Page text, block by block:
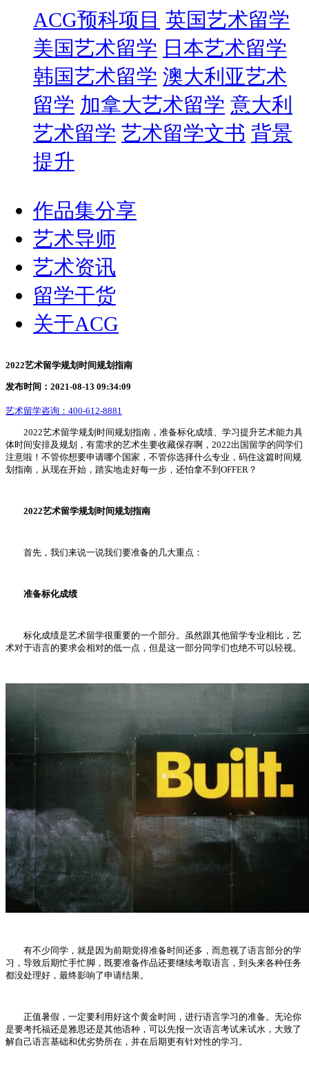
ACG预科项目 英国艺术留学
美国艺术留学 日本艺术留学
韩国艺术留学 澳大利亚艺术
留学 加拿大艺术留学 意大利
艺术留学 艺术留学文书 背景
提升
作品集分享
艺术导师
艺术资讯
留学干货
关于ACG
2022艺术留学规划时间规划指南
发布时间：2021-08-13 09:34:09
艺术留学咨询： 400-612-8881
2022艺术留学规划时间规划指南，准备标化成绩、学习提升艺术能力具
体时间安排及规划，有需求的艺术生要收藏保存啊，2022出国留学的同学们
注意啦！不管你想要申请哪个国家，不管你选择什么专业，码住这篇时间规
划指南，从现在开始，踏实地走好每一步，还怕拿不到OFFER？
2022艺术留学规划时间规划指南
首先，我们来说一说我们要准备的几大重点：
准备标化成绩
标化成绩是艺术留学很重要的一个部分。虽然跟其他留学专业相比，艺
术对于语言的要求会相对的低一点，但是这一部分同学们也绝不可以轻视。
有不少同学，就是因为前期觉得准备时间还多，而忽视了语言部分的学
习，导致后期忙手忙脚，既要准备作品还要继续考取语言，到头来各种任务
都没处理好，最终影响了申请结果。
正值暑假，一定要利用好这个黄金时间，进行语言学习的准备。无论你
是要考托福还是雅思还是其他语种，可以先报一次语言考试来试水，大致了
解自己语言基础和优劣势所在，并在后期更有针对性的学习。